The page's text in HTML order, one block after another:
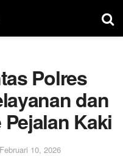
Polres
dan
Kaki
Februari 10, 2026